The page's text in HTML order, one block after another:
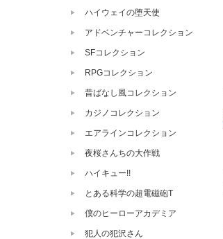
ハイウェイの堕天使
アドベンチャーコレクション
SFコレクション
RPGコレクション
昔ばなし風コレクション
カジノコレクション
エアラインコレクション
夜桜さんちの大作戦
ハイキュー!!
とある科学の超電磁砲T
僕のヒーローアカデミア
犯人の犯沢さん